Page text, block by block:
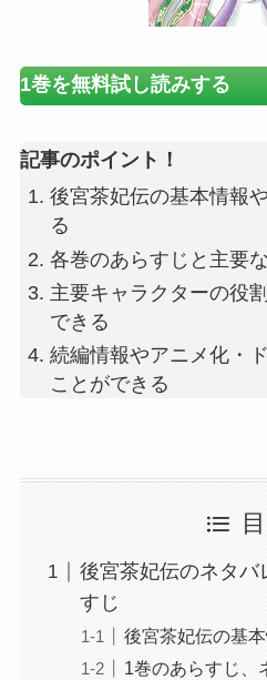
1巻を無料試し読みする
記事のポイント！
後宮茶妃伝の基本情報
る
各巻のあらすじと主要
主要キャラクターの役
できる
続編情報やアニメ化・
ことができる
後宮茶妃伝のネタバ
すじ
後宮茶妃伝の基
1巻のあらすじ、